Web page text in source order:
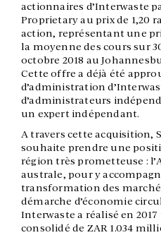
actionnaires d’Interwaste
Proprietary au prix de 1,20
action, représentant une
la moyenne des cours sur
octobre 2018 au
Cette offre a déjà été
d’administration
d’administrateurs
un expert indépendant.
A travers cette acquisition,
souhaite prendre une
région très prometteuse :
australe, pour y
transformation des
démarche d’économie
Interwaste a réalisé en
consolidé de ZAR 1.034